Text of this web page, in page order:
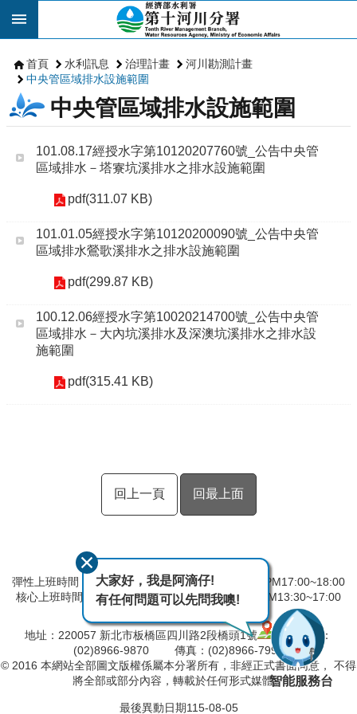
跳到主要內容區塊
首頁 水利訊息 治理計畫
河川勘測計畫
中央管區域排水設施範圍
中央管區域排水設施範圍
101.08.17經授水字第10120207760號_公告中央管
區域排水－塔寮坑溪排水之排水設施範圍
pdf(311.07 KB)
101.01.05經授水字第10120200090號_公告中央管
區域排水鶯歌溪排水之排水設施範圍
pdf(299.87 KB)
100.12.06經授水字第10020214700號_公告中央管
區域排水－大內坑溪排水及深澳坑溪排水之排水設
施範圍
pdf(315.41 KB)
回上一頁 回最上面
彈性上班時間：AM8:00~09:00 彈性下班時間：PM17:00~18:00
核心上班時間：星期一 ~ 星期五 AM08:30~12:30 PM13:30~17:00
地址：220057 新北市板橋區四川路2段橋頭1號
電話：
(02)8966-9870 傳真：(02)8966-7996
© 2016 本網站全部圖文版權係屬本分署所有，非經正式書面同意， 不得
將全部或部分內容，轉載於任何形式媒體。
最後異動日期115-08-05
大家好，我是阿滴仔!
有任何問題可以先問我噢!
智能服務台